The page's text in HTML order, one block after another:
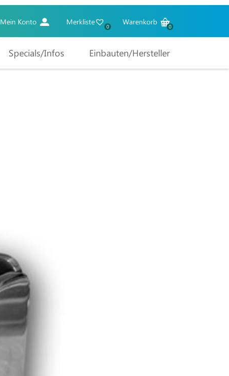
Mein Konto Merkliste 0 Warenkorb 0
Specials/Infos Einbauten/Hersteller